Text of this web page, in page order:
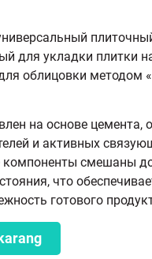
для укладки плитки
облицовки методом
на основе цемента,
и активных
компоненты смешаны
что
готового